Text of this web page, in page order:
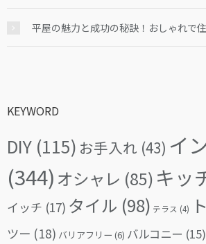
平屋の魅力と成功の秘訣！おしゃれで
KEYWORD
DIY (115) お手入れ (43) イ
(344) オシャレ (85) キッ
イッチ (17) タイル (98) テラス (4)
ツー (18) バリアフリー (6) バルコニー (15)